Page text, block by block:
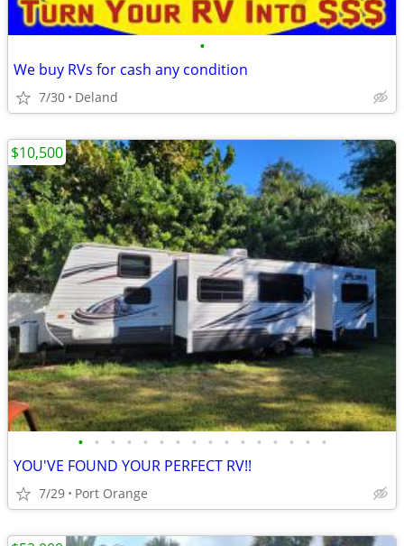
•
We buy RVs for cash any condition
7/30 Deland
• • • • • • • • • • • • • • • •
YOU'VE FOUND YOUR PERFECT RV!!
7/29 Port Orange
$10,500